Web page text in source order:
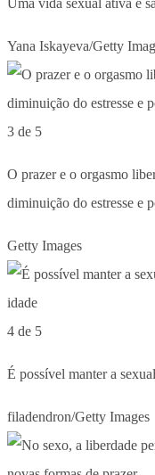
Uma vida sexual ativa e
Yana Iskayeva/Getty
3 de 5
O prazer e o orgasmo
diminuição do estresse e
Getty Images
4 de 5
É possível manter a
filadendron/Getty Images